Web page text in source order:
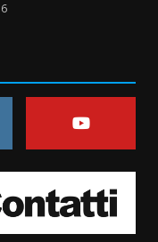
d’Italia,
domani sera
con Uccio De